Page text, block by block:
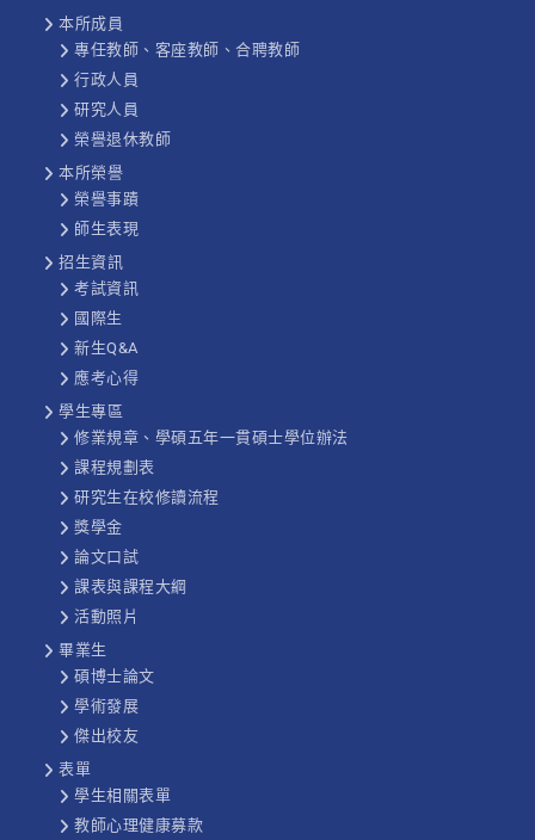
本所成員
專任教師、客座教師、合聘教師
行政人員
研究人員
榮譽退休教師
本所榮譽
榮譽事蹟
師生表現
招生資訊
考試資訊
國際生
新生Q&A
應考心得
學生專區
修業規章、學碩五年一貫碩士學位辦法
課程規劃表
研究生在校修讀流程
獎學金
論文口試
課表與課程大綱
活動照片
畢業生
碩博士論文
學術發展
傑出校友
表單
學生相關表單
教師心理健康募款